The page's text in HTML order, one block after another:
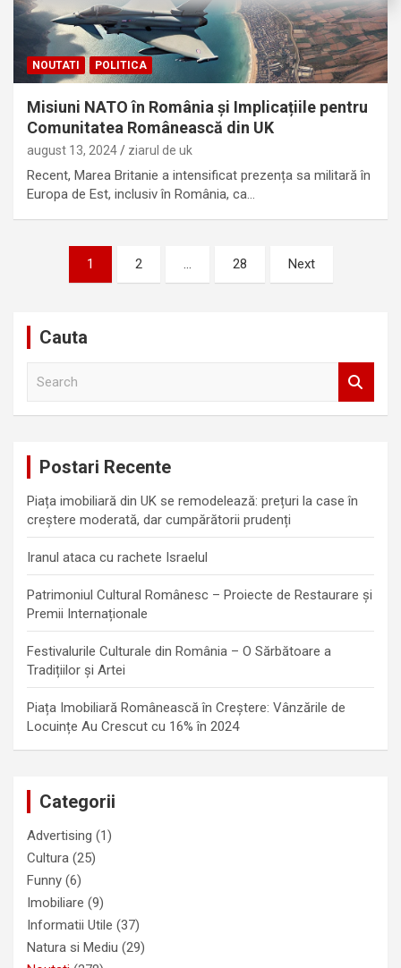
NOUTATI POLITICA
Misiuni NATO în România și Implicațiile pentru
Comunitatea Românească din UK
august 13, 2024 ziarul de uk
Recent, Marea Britanie a intensificat prezența sa militară în
Europa de Est, inclusiv în România, ca…
Paginație
articole
1 2 … 28 Next
Cauta
Postari Recente
Piața imobiliară din UK se remodelează: prețuri la case în
creștere moderată, dar cumpărătorii prudenți
Iranul ataca cu rachete Israelul
Patrimoniul Cultural Românesc – Proiecte de Restaurare și
Premii Internaționale
Festivalurile Culturale din România – O Sărbătoare a
Tradițiilor și Artei
Piața Imobiliară Românească în Creștere: Vânzările de
Locuințe Au Crescut cu 16% în 2024
Categorii
Advertising (1)
Cultura (25)
Funny (6)
Imobiliare (9)
Informatii Utile (37)
Natura si Mediu (29)